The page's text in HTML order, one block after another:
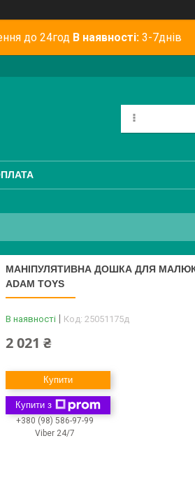
до 24год В наявності: 3-7днів
МАНІПУЛЯТИВНА ДОШКА ДЛЯ
ADAM TOYS
В наявності Код: 25051175д
2 021 ₴
Купити
Купити з
+380 (98) 586-97-99
Viber 24/7